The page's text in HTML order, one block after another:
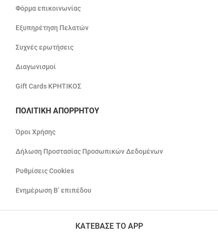
Φόρμα επικοινωνίας
Εξυπηρέτηση Πελατών
Συχνές ερωτήσεις
Διαγωνισμοί
Gift Cards ΚΡΗΤΙΚΟΣ
ΠΟΛΙΤΙΚΗ ΑΠΟΡΡΗΤΟΥ
Όροι Χρήσης
Δήλωση Προστασίας Προσωπικών Δεδομένων
Ρυθμίσεις Cookies
Ενημέρωση Β’ επιπέδου
ΚΑΤΕΒΑΣΕ ΤΟ APP